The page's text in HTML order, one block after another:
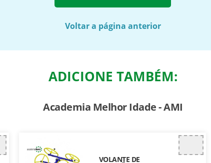
Voltar a página anterior
ADICIONE TAMBÉM:
Academia Melhor Idade - AMI
VOLANTE DE